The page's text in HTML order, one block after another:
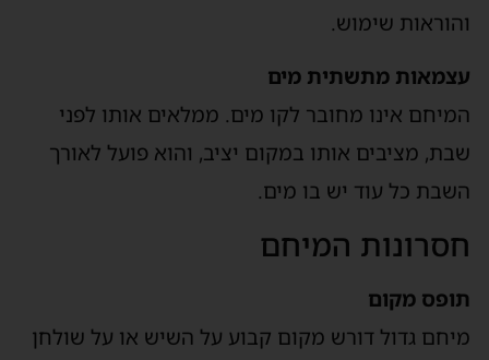
והוראות שימוש.
עצמאות מתשתית מים
המיחם אינו מחובר לקו מים. ממלאים אותו לפני
שבת, מציבים אותו במקום יציב, והוא פועל לאורך
השבת כל עוד יש בו מים.
חסרונות המיחם
תופס מקום
מיחם גדול דורש מקום קבוע על השיש או על שולחן